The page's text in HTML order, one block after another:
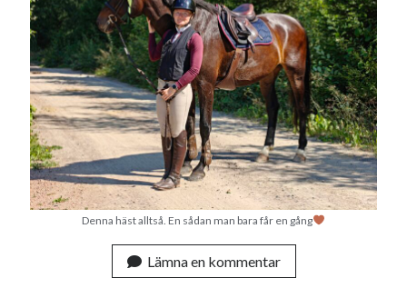
Denna häst alltså. En sådan man bara får en gång
Lämna en kommentar